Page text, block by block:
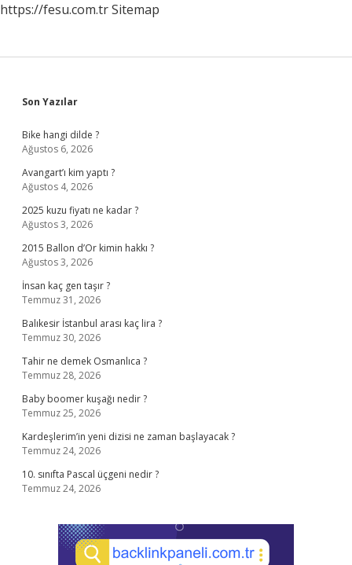
https://fesu.com.trSitemap
Sidebar
Son Yazılar
Bike hangi dilde ?
Ağustos 6, 2026
Avangart’ı kim yaptı ?
Ağustos 4, 2026
2025 kuzu fiyatı ne kadar ?
Ağustos 3, 2026
2015 Ballon d’Or kimin hakkı ?
Ağustos 3, 2026
İnsan kaç gen taşır ?
Temmuz 31, 2026
Balıkesir İstanbul arası kaç lira ?
Temmuz 30, 2026
Tahir ne demek Osmanlıca ?
Temmuz 28, 2026
Baby boomer kuşağı nedir ?
Temmuz 25, 2026
Kardeşlerim’in yeni dizisi ne zaman başlayacak ?
Temmuz 24, 2026
10. sınıfta Pascal üçgeni nedir ?
Temmuz 24, 2026